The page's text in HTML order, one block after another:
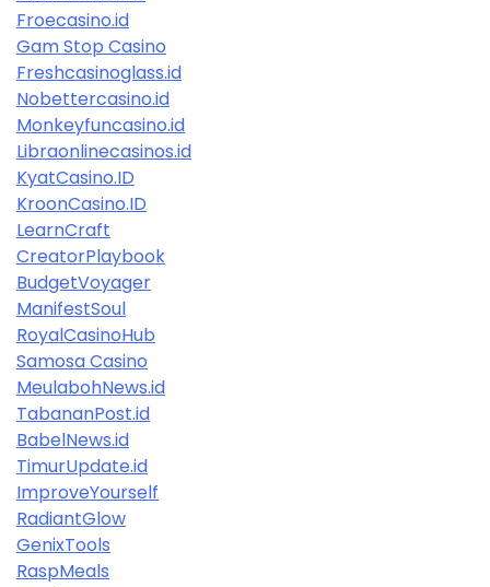
Froecasino.id
Gam Stop Casino
Freshcasinoglass.id
Nobettercasino.id
Monkeyfuncasino.id
Libraonlinecasinos.id
KyatCasino.ID
KroonCasino.ID
LearnCraft
CreatorPlaybook
BudgetVoyager
ManifestSoul
RoyalCasinoHub
Samosa Casino
MeulabohNews.id
TabananPost.id
BabelNews.id
TimurUpdate.id
ImproveYourself
RadiantGlow
GenixTools
RaspMeals